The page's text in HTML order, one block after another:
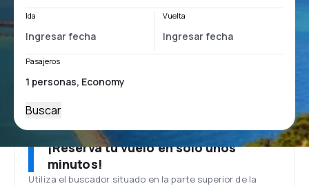
Ida Vuelta
Pasajeros
Buscar
¡Reserva tu vuelo en solo unos
minutos!
Utiliza el buscador situado en la parte superior de la